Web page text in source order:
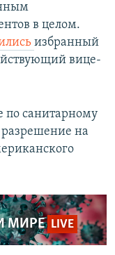
в целом.
избранный
вице-
по санитарному
разрешение на
И МИРЕ LIVE